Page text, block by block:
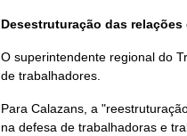
Desestruturação das relações
O superintendente regional do
de trabalhadores.
Para Calazans, a
na defesa de trabalhadoras e